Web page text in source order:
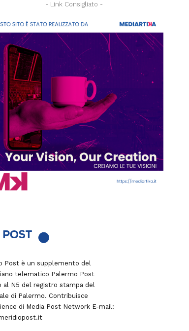
- Link Consigliato -
Post è un supplemento del
telematico Palermo Post
al N5 del registro stampa del
di Palermo. Contribuisce
di Media Post NetworkE-mail: